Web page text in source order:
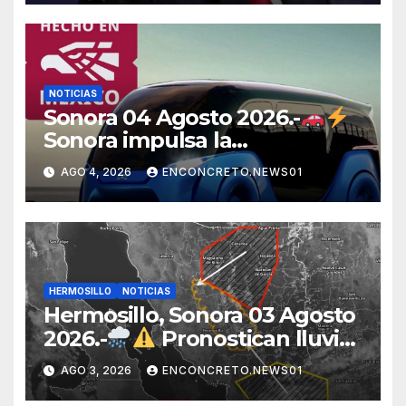
abusos comerciales
NOTICIAS
Sonora 04 Agosto 2026.-
Sonora impulsa la
electromovilidad con
«Beyond», un vehículo
eléctrico desarrollado junto al
ITH
AGO 4, 2026 ENCONCRETO.NEWS01
HERMOSILLO NOTICIAS
Hermosillo, Sonora 03 Agosto
2026.-
Pronostican lluvias
para Hermosillo esta noche;
norte de Sonora registra
AGO 3, 2026 ENCONCRETO.NEWS01